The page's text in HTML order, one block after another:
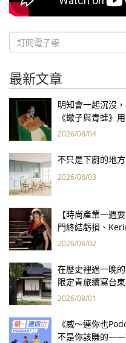
最新文章
明知會一起沉沒
《蠍子與青蛙》
2026/08/04
不只是下廚的地
2026/08/03
【時尚產業一週
門終結虧損、
報亮眼
2026/08/02
在歷史裡過一晚
限定青旅續寫台
2026/08/01
《威～連你也
不是你該賺的——